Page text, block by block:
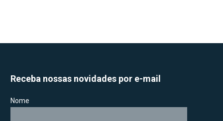
Receba nossas novidades por e-mail
Nome